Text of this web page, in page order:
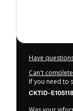
Have
Can't
If you need to
CKTID-